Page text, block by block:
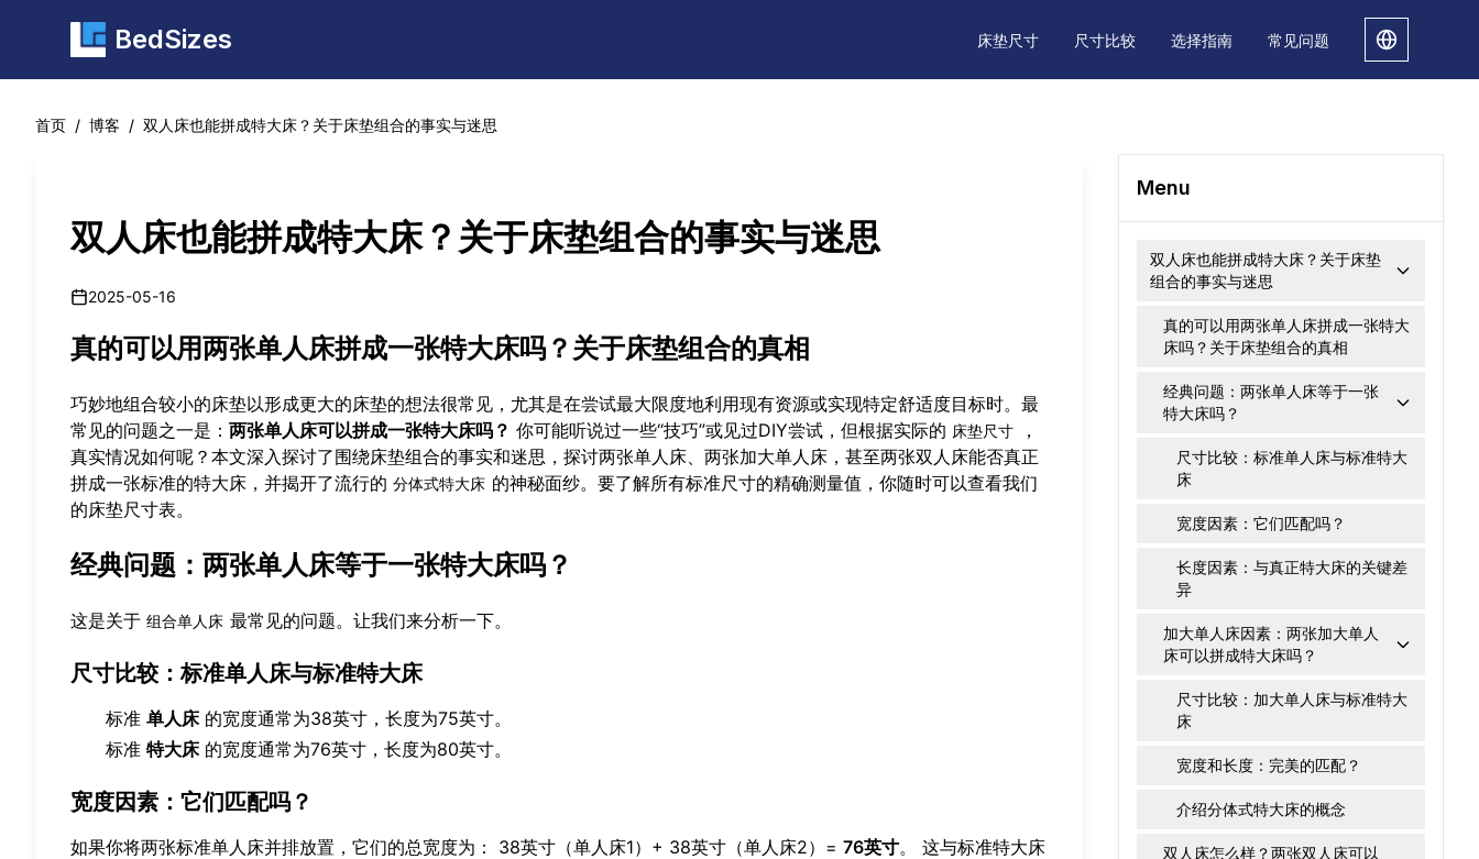
BedSizes 床垫尺寸 尺寸比较 选择指南 常见问题
首页 / 博客 / 双人床也能拼成特大床？关于床垫组合的事实与迷思
双人床也能拼成特大床？关于床垫组合的事实与迷思
2025-05-16
真的可以用两张单人床拼成一张特大床吗？关于床垫组合的真相
巧妙地组合较小的床垫以形成更大的床垫的想法很常见，尤其是在尝试最大限度地利用现有资源或实现特定舒适度目标时。最
常见的问题之一是： 两张单人床可以拼成一张特大床吗？ 你可能听说过一些“技巧”或见过DIY尝试，但根据实际的 床垫尺寸
，
真实情况如何呢？本文深入探讨了围绕床垫组合的事实和迷思，探讨两张单人床、两张加大单人床，甚至两张双人床能否真正
拼成一张标准的特大床，并揭开了流行的 分体式特大床 的神秘面纱。要了解所有标准尺寸的精确测量值，你随时可以查看我们
的床垫尺寸表。
经典问题：两张单人床等于一张特大床吗？
这是关于 组合单人床 最常见的问题。让我们来分析一下。
尺寸比较：标准单人床与标准特大床
标准 单人床的宽度通常为38英寸，长度为75英寸。
标准 特大床的宽度通常为76英寸，长度为80英寸。
宽度因素：它们匹配吗？
如果你将两张标准单人床并排放置，它们的总宽度为： 38英寸（单人床1）+ 38英寸（单人床2）= 76英寸。 这与标准特大床
Menu
双人床也能拼成特大床？关于床垫
组合的事实与迷思
真的可以用两张单人床拼成一张特大
床吗？关于床垫组合的真相
经典问题：两张单人床等于一张
特大床吗？
尺寸比较：标准单人床与标准特大
床
宽度因素：它们匹配吗？
长度因素：与真正特大床的关键差
异
加大单人床因素：两张加大单人
床可以拼成特大床吗？
尺寸比较：加大单人床与标准特大
床
宽度和长度：完美的匹配？
介绍分体式特大床的概念
双人床怎么样？两张双人床可以